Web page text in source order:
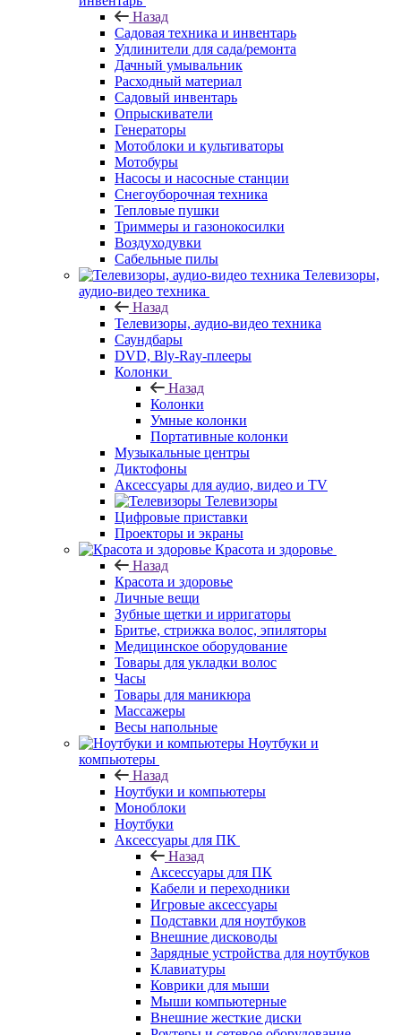
Назад
Садовая техника и инвентарь
Удлинители для сада/ремонта
Дачный умывальник
Расходный материал
Садовый инвентарь
Опрыскиватели
Генераторы
Мотоблоки и культиваторы
Мотобуры
Насосы и насосные станции
Снегоуборочная техника
Тепловые пушки
Триммеры и газонокосилки
Воздуходувки
Сабельные пилы
Телевизоры,
аудио-видео техника
Назад
Телевизоры, аудио-видео техника
Саундбары
DVD, Bly-Ray-плееры
Колонки
Назад
Колонки
Умные колонки
Портативные колонки
Музыкальные центры
Диктофоны
Аксессуары для аудио, видео и TV
Телевизоры
Цифровые приставки
Проекторы и экраны
Красота и здоровье
Назад
Красота и здоровье
Личные вещи
Зубные щетки и ирригаторы
Бритье, стрижка волос, эпиляторы
Медицинское оборудование
Товары для укладки волос
Часы
Товары для маникюра
Массажеры
Весы напольные
Ноутбуки и
компьютеры
Назад
Ноутбуки и компьютеры
Моноблоки
Ноутбуки
Аксессуары для ПК
Назад
Аксессуары для ПК
Кабели и переходники
Игровые аксессуары
Подставки для ноутбуков
Внешние дисководы
Зарядные устройства для ноутбуков
Клавиатуры
Коврики для мыши
Мыши компьютерные
Внешние жесткие диски